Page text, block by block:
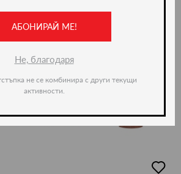
в
АБОНИРАЙ МЕ!
Не, благодаря
не се комбинира с други текущи
активности.